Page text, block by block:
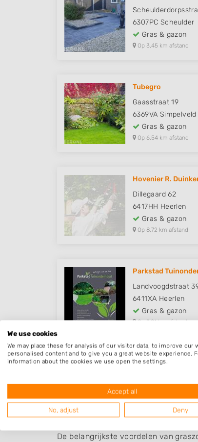
6307PC Scheulder
Gras & gazon
Op 3,45 km afstand
Tubegro
Gaasstraat 19
6369VA Simpelveld
Gras & gazon
Op 6,54 km afstand
Hovenier R.
Dillegaard 62
6417HH Heerlen
Gras & gazon
Op 8,72 km afstand
Parkstad
Landvoogdstraat
6411XA Heerlen
Gras & gazon
Op 9,81 km afstand
Een overzicht van bedrijven in de
Graszoden leggen
De belangrijkste voordelen van
We use cookies
We may place these for analysis of our visitor data, to improve our
personalised content and to give you a great website experience.
information about the cookies we use open the settings.
Accept all
No, adjust Deny